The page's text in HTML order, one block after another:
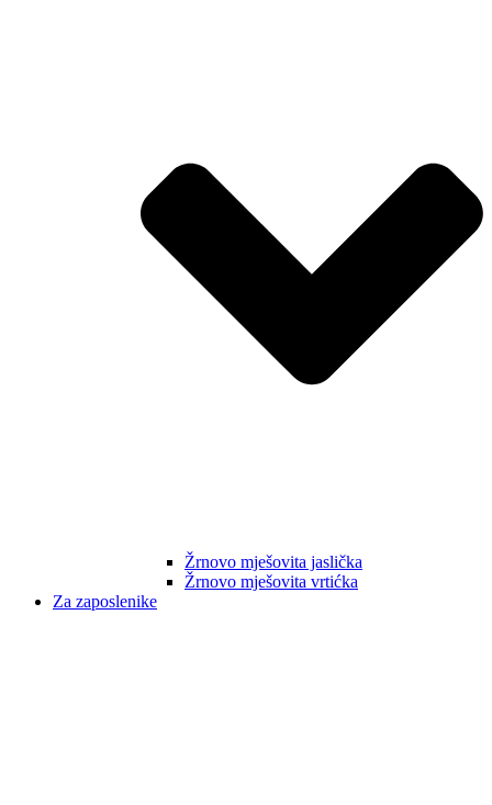
Žrnovo mješovita jaslička
Žrnovo mješovita vrtićka
Za zaposlenike